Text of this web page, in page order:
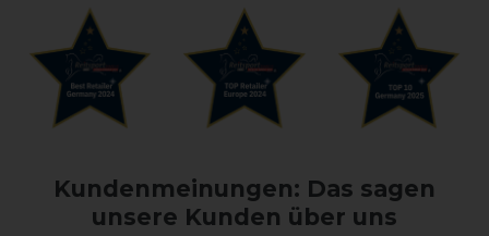
Kundenmeinungen: Das sagen
unsere Kunden über uns